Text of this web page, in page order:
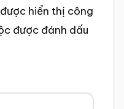
hiển thị công
được đánh dấu